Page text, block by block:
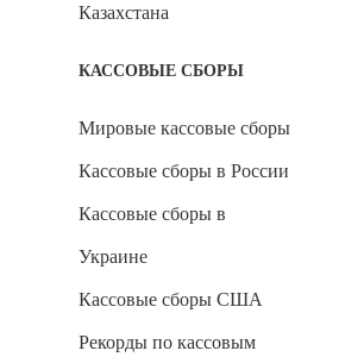
Казахстана
КАССОВЫЕ СБОРЫ
Мировые кассовые сборы
Кассовые сборы в России
Кассовые сборы в
Украине
Кассовые сборы США
Рекорды по кассовым